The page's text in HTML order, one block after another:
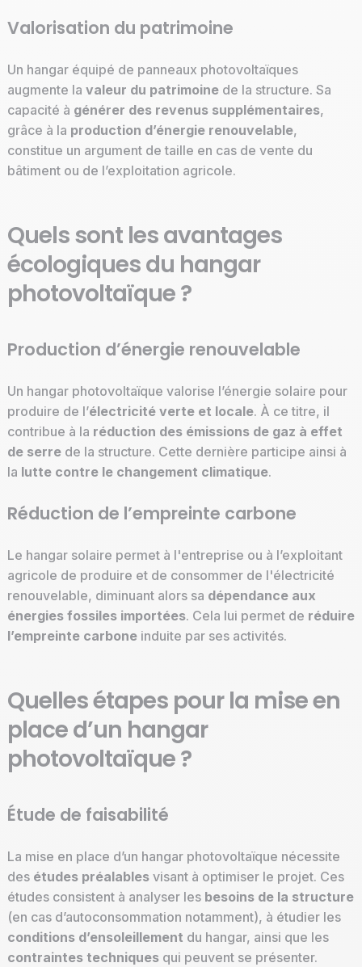
Valorisation du patrimoine
Un hangar équipé de panneaux photovoltaïques
augmente la valeur du patrimoinede la structure. Sa
capacité à générer des revenus supplémentaires,
grâce à la production d’énergie renouvelable,
constitue un argument de taille en cas de vente du
bâtiment ou de l’exploitation agricole.
Quels sont les avantages
écologiques du hangar
photovoltaïque ?
Production d’énergie renouvelable
Un hangar photovoltaïque valorise l’énergie solaire pour
produire de l’électricité verte et locale. À ce titre, il
contribue à la réduction des émissions de gaz à effet
de serrede la structure. Cette dernière participe ainsi à
la lutte contre le changement climatique.
Réduction de l’empreinte carbone
Le hangar solaire permet à l'entreprise ou à l’exploitant
agricole de produire et de consommer de l'électricité
renouvelable, diminuant alors sa dépendance aux
énergies fossiles importées. Cela lui permet de réduire
l’empreinte carboneinduite par ses activités.
Quelles étapes pour la mise en
place d’un hangar
photovoltaïque ?
Étude de faisabilité
La mise en place d’un hangar photovoltaïque nécessite
des études préalablesvisant à optimiser le projet. Ces
études consistent à analyser les besoins de la structure
(en cas d’autoconsommation notamment), à étudier les
conditions d’ensoleillement du hangar, ainsi que les
contraintes techniquesqui peuvent se présenter.